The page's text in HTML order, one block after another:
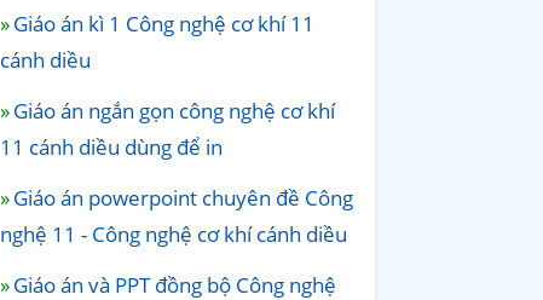
Giáo án kì 1 Công nghệ cơ khí 11
cánh diều
Giáo án ngắn gọn công nghệ cơ khí
11 cánh diều dùng để in
Giáo án powerpoint chuyên đề Công
nghệ 11 - Công nghệ cơ khí cánh diều
Giáo án và PPT đồng bộ Công nghệ